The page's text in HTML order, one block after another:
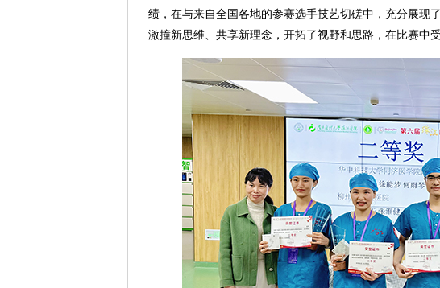
绩，在与来自全国各地的参赛选手技艺切磋中，充分展现
激撞新思维、共享新理念，开拓了视野和思路，在比赛中受